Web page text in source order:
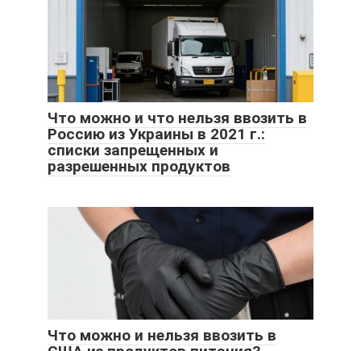
Что можно и что нельзя ввозить в
Россию из Украины в 2021 г.:
списки запрещенных и
разрешенных продуктов
Что можно и нельзя ввозить в